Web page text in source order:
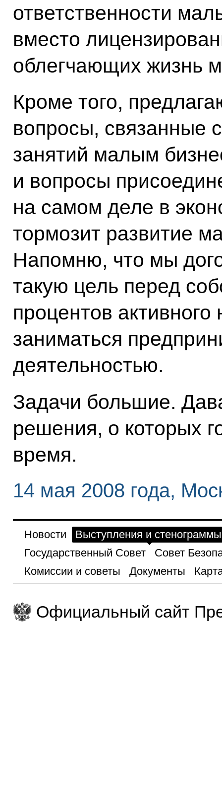
ответственности
вместо
облегчающих жизнь
Кроме того,
вопросы, связанные
занятий малым
и вопросы
на самом деле в
тормозит развитие
Напомню, что мы
такую цель перед
процентов
заниматься
деятельностью.
Задачи большие.
решения, о которых
время.
14 мая 2008 года,
Новости
Выступления и стенограммы
Государственный Совет
Совет
Комиссии и советы
Документы
Официальный сайт